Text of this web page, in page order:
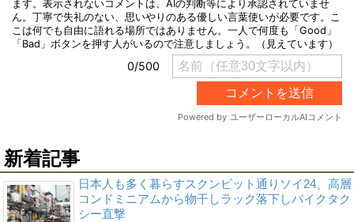
新着記事
日本人も多く暮らすスクンビット通りソイ24、高層
コンドミニアムから物干しラック落下しバイクタク
シー直撃